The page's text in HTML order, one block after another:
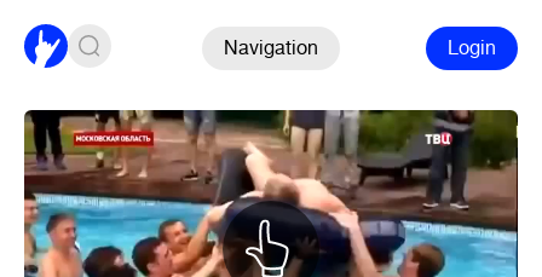
Navigation Login